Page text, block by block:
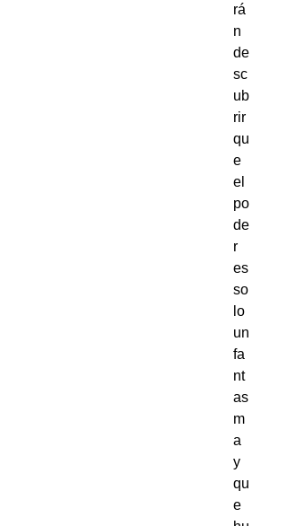
rá
n
de
sc
ub
rir
qu
e
el
po
de
r
es
so
lo
un
fa
nt
as
m
a
y
qu
e